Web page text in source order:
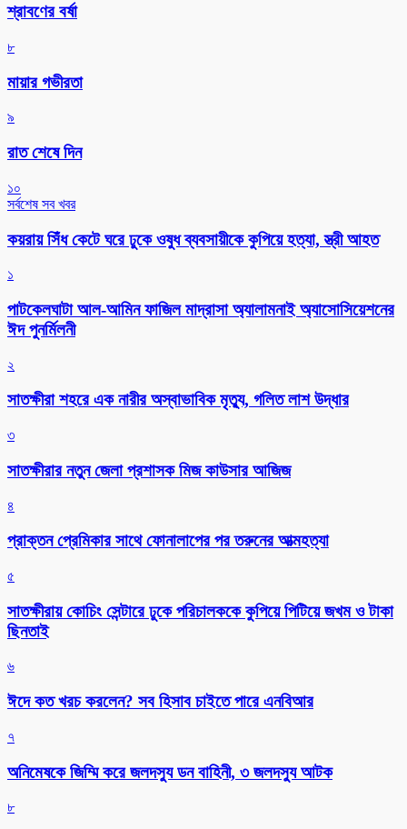
শ্রাবণের বর্ষা
৮
মায়ার গভীরতা
৯
রাত শেষে দিন
১০
সর্বশেষ সব খবর
কয়রায় সিঁধ কেটে ঘরে ঢুকে ওষুধ ব্যবসায়ীকে কুপিয়ে হত্যা, স্ত্রী আহত
১
পাটকেলঘাটা আল-আমিন ফাজিল মাদ্রাসা অ্যালামনাই অ্যাসোসিয়েশনের
ঈদ পুনর্মিলনী
২
সাতক্ষীরা শহরে এক নারীর অস্বাভাবিক মৃত্যু, গলিত লাশ উদ্ধার
৩
সাতক্ষীরার নতুন জেলা প্রশাসক মিজ কাউসার আজিজ
৪
প্রাক্তন প্রেমিকার সাথে ফোনালাপের পর তরুনের আত্মহত্যা
৫
সাতক্ষীরায় কোচিং সেন্টারে ঢুকে পরিচালককে কুপিয়ে পিটিয়ে জখম ও টাকা
ছিনতাই
৬
ঈদে কত খরচ করলেন? সব হিসাব চাইতে পারে এনবিআর
৭
অনিমেষকে জিম্মি করে জলদস্যু ডন বাহিনী, ৩ জলদস্যু আটক
৮